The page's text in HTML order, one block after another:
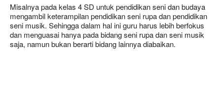
Misalnya pada kelas 4 SD untuk pendidikan seni dan budaya
mengambil keterampilan pendidikan seni rupa dan pendidikan
seni musik. Sehingga dalam hal ini guru harus lebih berfokus
dan menguasai hanya pada bidang seni rupa dan seni musik
saja, namun bukan berarti bidang lainnya diabaikan.